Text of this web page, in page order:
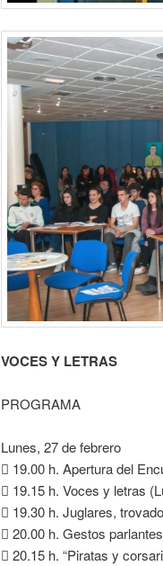
VOCES Y LETRAS
PROGRAMA
Lunes, 27 de febrero
 19.00 h. Apertura del
 19.15 h. Voces y letras
 19.30 h. Juglares,
 20.00 h. Gestos
 20.15 h. “Piratas y